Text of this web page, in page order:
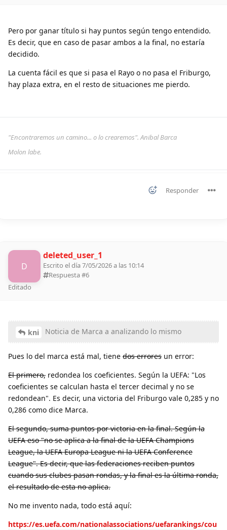
Pero por ganar título si hay puntos según tengo entendido.
Es decir, que en caso de pasar ambos a la final, no estaría
decidido.
La cuenta fácil es que si pasa el Rayo o no pasa el Friburgo,
hay plaza extra, en el resto de situaciones me pierdo.
"Encontraremos un camino... o lo crearemos". Anibal Barca
Molon labe.
Responder
D
deleted_user_1
Escrito el día 7/05/2026 a las 10:14
Respuesta #6
Editado
kni Noticia de Marca a analizando lo mismo
Pues lo del marca está mal, tiene dos errores un error:
El primero, redondea los coeficientes. Según la UEFA: "Los
coeficientes se calculan hasta el tercer decimal y no se
redondean". Es decir, una victoria del Friburgo vale 0,285 y no
0,286 como dice Marca.
El segundo, suma puntos por victoria en la final. Según la
UEFA eso "no se aplica a la final de la UEFA Champions
League, la UEFA Europa League ni la UEFA Conference
League". Es decir, que las federaciones reciben puntos
cuando sus clubes pasan rondas, y la final es la última ronda,
el resultado de esta no aplica.
No me invento nada, todo está aquí:
https://es.uefa.com/nationalassociations/uefarankings/cou